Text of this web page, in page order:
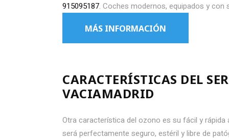
915095187. Coches modernos, equipados y con
MÁS INFORMACIÓN
CARACTERÍSTICAS DEL
VACIAMADRID
Otra característica del ozono es su fácil y
será perfectamente seguro, estéril y libre de